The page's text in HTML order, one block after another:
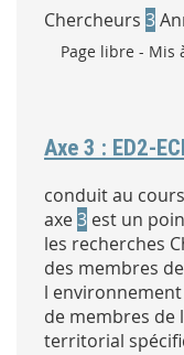
Chercheurs 3
Type :
Page libre - Mis
Axe 3 : ED2-
conduit au
axe3 est un
les recherches
des membres
l environnement
de membres de
territorial